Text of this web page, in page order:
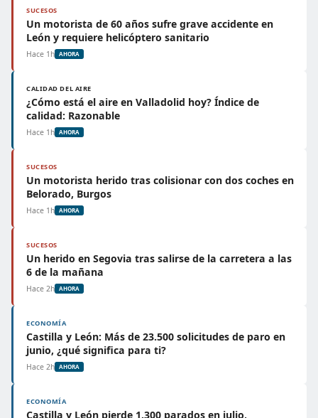
SUCESOS
Un motorista de 60 años sufre grave accidente en
León y requiere helicóptero sanitario
Hace 1h AHORA
CALIDAD DEL AIRE
¿Cómo está el aire en Valladolid hoy? Índice de
calidad: Razonable
Hace 1h AHORA
SUCESOS
Un motorista herido tras colisionar con dos coches en
Belorado, Burgos
Hace 1h AHORA
SUCESOS
Un herido en Segovia tras salirse de la carretera a las
6 de la mañana
Hace 2h AHORA
ECONOMÍA
Castilla y León: Más de 23.500 solicitudes de paro en
junio, ¿qué significa para ti?
Hace 2h AHORA
ECONOMÍA
Castilla y León pierde 1.300 parados en julio,